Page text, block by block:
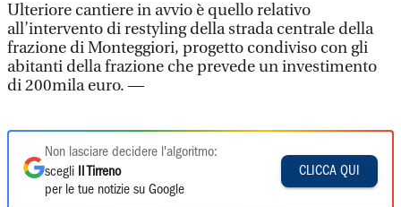
Ulteriore cantiere in avvio è quello relativo
all’intervento di restyling della strada centrale della
frazione di Monteggiori, progetto condiviso con gli
abitanti della frazione che prevede un investimento
di 200mila euro. —
Non lasciare decidere l'algoritmo:
scegli
Il Tirreno
per le tue notizie su Google
CLICCA QUI